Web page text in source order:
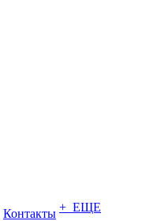
Контакты + ЕЩЕ